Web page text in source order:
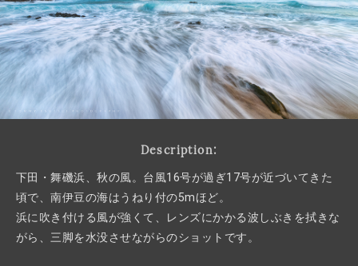
Description:
下田・舞磯浜、秋の風。台風16号が過ぎ17号が近づいてきた
頃で、南伊豆の海はうねり付の5mほど。
浜に吹き付ける風が強くて、レンズにかかる波しぶきを拭きな
がら、三脚を水没させながらのショットです。